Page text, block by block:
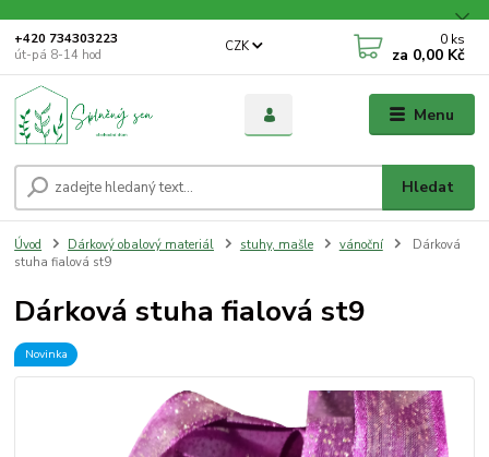
Menu
CZK
Hledat
+420 734303223
út-pá 8-14 hod
0 ks
za 0,00 Kč
Úvod Dárkový obalový materiál stuhy, mašle vánoční
Dárková
stuha fialová st9
Dárková stuha fialová st9
Novinka